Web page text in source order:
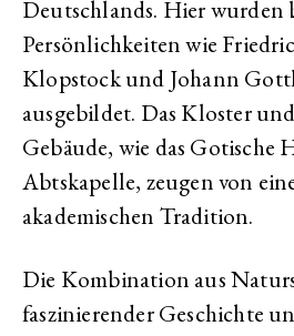
Deutschlands. Hier wurden
Persönlichkeiten wie
Klopstock und Johann
ausgebildet. Das Kloster
Gebäude, wie das Gotische
Abtskapelle, zeugen von
akademischen Tradition.
Die Kombination aus
faszinierender Geschichte